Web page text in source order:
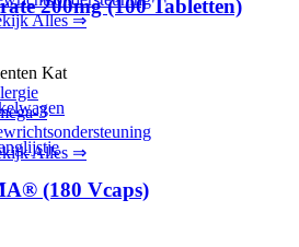
Alles ⇒
Kat
3
Alles ⇒
200mg (100 Tabletten)
(180 Vcaps)